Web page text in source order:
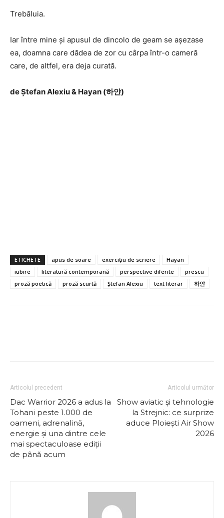
Trebăluia.
Iar între mine și apusul de dincolo de geam se așezase
ea, doamna care dădea de zor cu cârpa într-o cameră
care, de altfel, era deja curată.
de Ștefan Alexiu & Hayan (하얀)
ETICHETE apus de soare exercițiu de scriere
Hayan
iubire
literatură contemporană perspective diferite
prescu
proză poetică
proză scurtă Ștefan Alexiu text literar 하얀
Articolul precedent
Dac Warrior 2026 a adus la
Tohani peste 1.000 de
oameni, adrenalină,
energie și una dintre cele
mai spectaculoase ediții
de până acum
Articolul următor
Show aviatic și tehnologie
la Strejnic: ce surprize
aduce Ploiești Air Show
2026